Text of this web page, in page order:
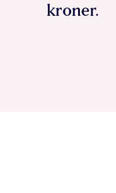
kroner.